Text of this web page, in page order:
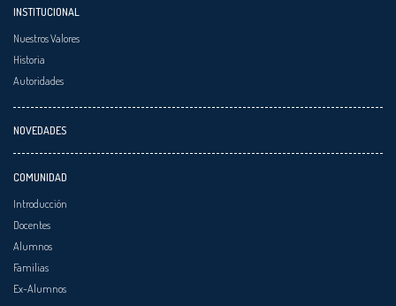
INSTITUCIONAL
Nuestros Valores
Historia
Autoridades
NOVEDADES
COMUNIDAD
Introducción
Docentes
Alumnos
Familias
Ex-Alumnos